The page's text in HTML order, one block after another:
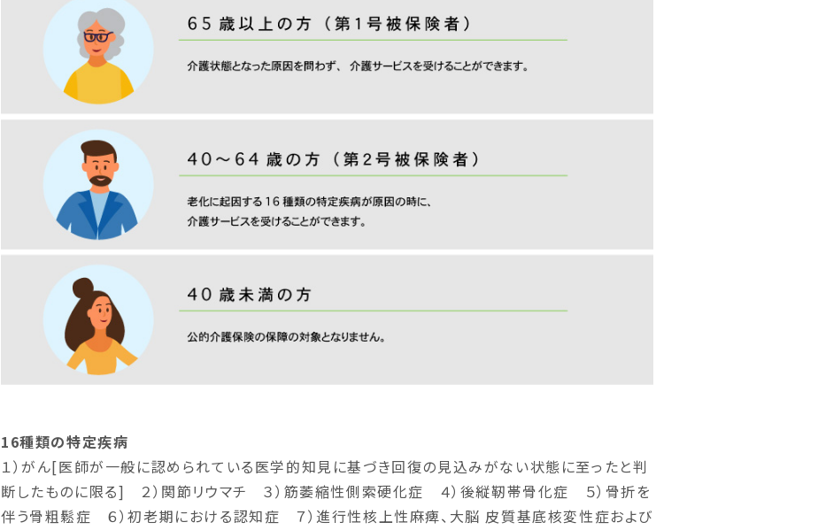
16種類の特定疾病
１）がん[医師が一般に認められている医学的知見に基づき回復の見込みがない状態に至ったと判
断したものに限る] ２）関節リウマチ ３）筋萎縮性側索硬化症 ４）後縦靭帯骨化症 ５）骨折を
伴う骨粗鬆症 ６）初老期における認知症 ７）進行性核上性麻痺、大脳 皮質基底核変性症および